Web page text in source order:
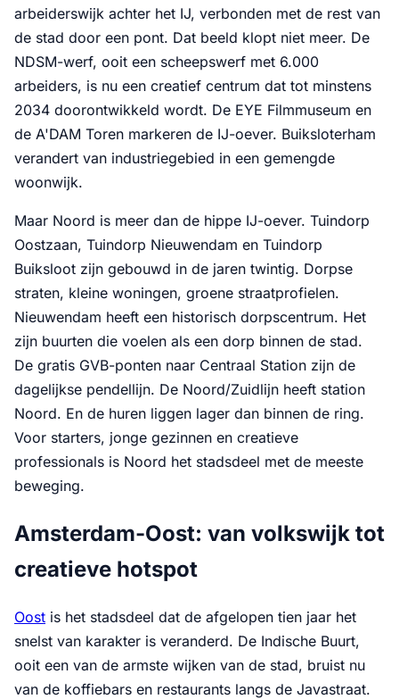
arbeiderswijk achter het IJ, verbonden met de rest van
de stad door een pont. Dat beeld klopt niet meer. De
NDSM-werf, ooit een scheepswerf met 6.000
arbeiders, is nu een creatief centrum dat tot minstens
2034 doorontwikkeld wordt. De EYE Filmmuseum en
de A'DAM Toren markeren de IJ-oever. Buiksloterham
verandert van industriegebied in een gemengde
woonwijk.
Maar Noord is meer dan de hippe IJ-oever. Tuindorp
Oostzaan, Tuindorp Nieuwendam en Tuindorp
Buiksloot zijn gebouwd in de jaren twintig. Dorpse
straten, kleine woningen, groene straatprofielen.
Nieuwendam heeft een historisch dorpscentrum. Het
zijn buurten die voelen als een dorp binnen de stad.
De gratis GVB-ponten naar Centraal Station zijn de
dagelijkse pendellijn. De Noord/Zuidlijn heeft station
Noord. En de huren liggen lager dan binnen de ring.
Voor starters, jonge gezinnen en creatieve
professionals is Noord het stadsdeel met de meeste
beweging.
Amsterdam-Oost: van volkswijk tot
creatieve hotspot
Oost is het stadsdeel dat de afgelopen tien jaar het
snelst van karakter is veranderd. De Indische Buurt,
ooit een van de armste wijken van de stad, bruist nu
van de koffiebars en restaurants langs de Javastraat.